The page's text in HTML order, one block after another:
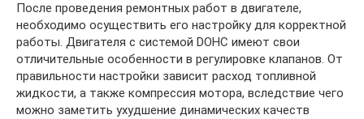
После проведения ремонтных работ в двигателе,
необходимо осуществить его настройку для корректной
работы. Двигателя с системой DOHC имеют свои
отличительные особенности в регулировке клапанов. От
правильности настройки зависит расход топливной
жидкости, а также компрессия мотора, вследствие чего
можно заметить ухудшение динамических качеств